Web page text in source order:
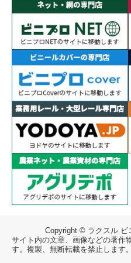
Copyright © ラクスル ビ
サイト内の文章、画像などの著作
す。複製、無断転載を禁止します。